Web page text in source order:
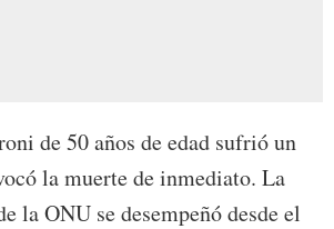
de 50 años de edad sufrió un
la muerte de inmediato. La
la ONU se desempeñó desde el